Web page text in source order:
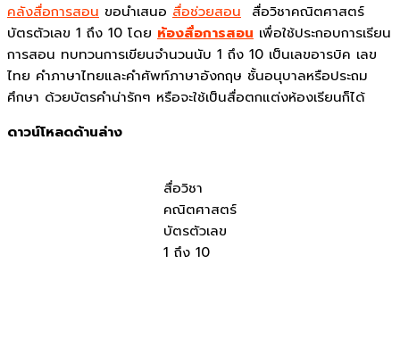
คลังสื่อการสอน ขอนำเสนอ สื่อช่วยสอน สื่อวิชาคณิตศาสตร์
บัตรตัวเลข 1 ถึง 10 โดย ห้องสื่อการสอน เพื่อใช้ประกอบการเรียน
การสอน ทบทวนการเขียนจำนวนนับ 1 ถึง 10 เป็นเลขอารบิค เลข
ไทย คำภาษาไทยและคำศัพท์ภาษาอังกฤษ ชั้นอนุบาลหรือประถม
ศึกษา ด้วยบัตรคำน่ารักๆ หรือจะใช้เป็นสื่อตกแต่งห้องเรียนก็ได้
ดาวน์โหลดด้านล่าง
สื่อวิชา
คณิตศาสตร์
บัตรตัวเลข
1 ถึง 10